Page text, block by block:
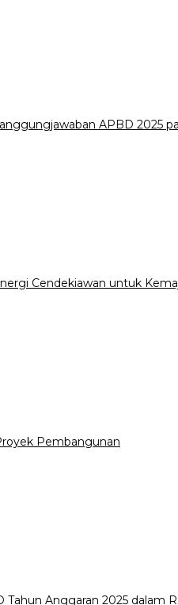
APBD 2025
Cendekiawan untuk
Pembangunan
Anggaran 2025 dalam